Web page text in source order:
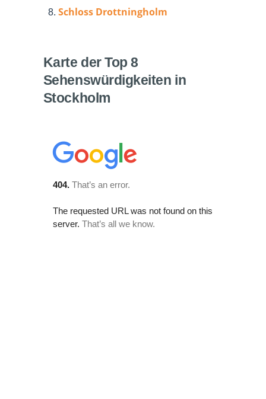
Schloss Drottningholm
Karte der Top 8
Sehenswürdigkeiten in
Stockholm